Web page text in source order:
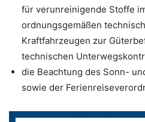
für verunreinigende Stoffe
ordnungsgemäßen
Kraftfahrzeugen zur
technischen
die Beachtung des Sonn-
sowie der